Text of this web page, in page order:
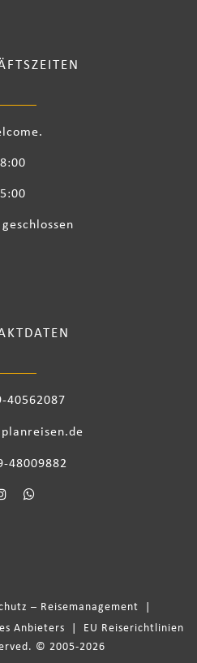
40562087
48009882
– Reisemanagement
Anbieters
EU Reiserichtlinien
© 2005-2026